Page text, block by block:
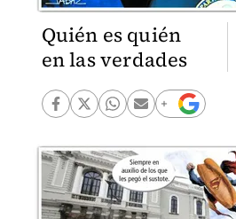
Quién es quién
en las verdades